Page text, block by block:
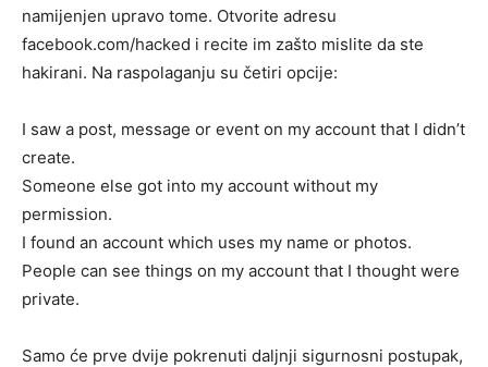
namijenjen upravo tome. Otvorite adresu
facebook.com/hacked i recite im zašto mislite da ste
hakirani. Na raspolaganju su četiri opcije:
I saw a post, message or event on my account that I didn’t
create.
Someone else got into my account without my
permission.
I found an account which uses my name or photos.
People can see things on my account that I thought were
private.
Samo će prve dvije pokrenuti daljnji sigurnosni postupak,